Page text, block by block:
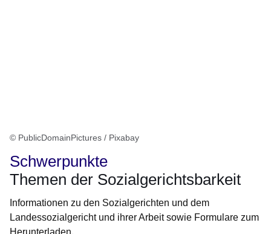
© PublicDomainPictures / Pixabay
Schwerpunkte
Themen der Sozialgerichtsbarkeit
Informationen zu den Sozialgerichten und dem
Landessozialgericht und ihrer Arbeit sowie Formulare zum
Herunterladen.